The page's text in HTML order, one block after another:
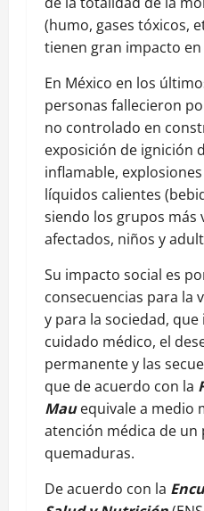
(humo, gases tóxicos,
tienen gran impacto en
En México en los
personas fallecieron
no controlado en
exposición de ignición
inflamable,
líquidos calientes
siendo los grupos más
afectados, niños y
Su impacto social es
consecuencias para la
y para la sociedad,
cuidado médico, el
permanente y las
que de acuerdo con la
Mauequivale a medio
atención médica de
quemaduras.
De acuerdo con la